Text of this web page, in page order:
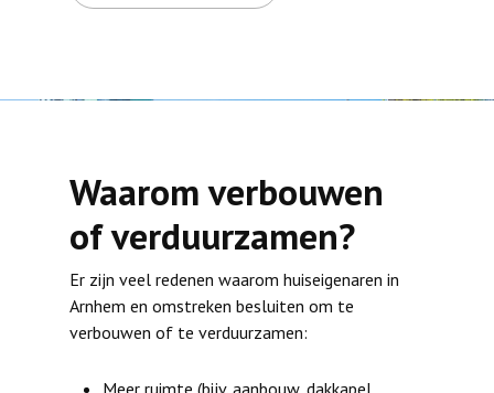
Waarom verbouwen
of verduurzamen?
Er zijn veel redenen waarom huiseigenaren in
Arnhem en omstreken besluiten om te
verbouwen of te verduurzamen: